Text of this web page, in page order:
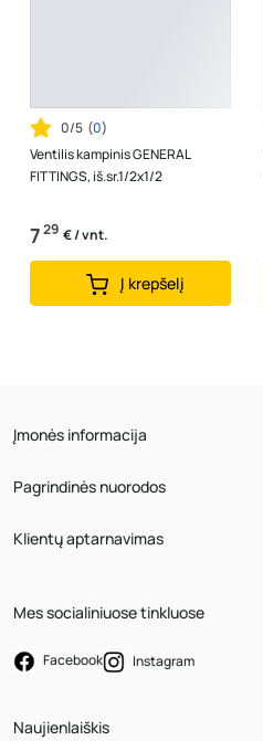
0/5 (0)
Ventilis kampinis GENERAL
FITTINGS, iš.sr.1/2x1/2
729 € / vnt.
Į krepšelį
Įmonės informacija
Pagrindinės nuorodos
Klientų aptarnavimas
Mes socialiniuose tinkluose
Facebook Instagram
Naujienlaiškis